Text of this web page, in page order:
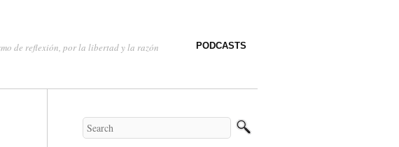
de reflexión, por la libertad y la razón PODCASTS